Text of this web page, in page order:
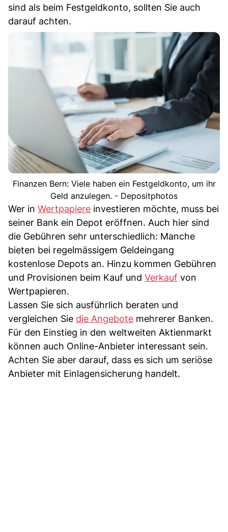
sind als beim Festgeldkonto, sollten Sie auch
darauf achten.
Finanzen Bern: Viele haben ein Festgeldkonto, um ihr
Geld anzulegen. - Depositphotos
Wer in Wertpapiere investieren möchte, muss bei
seiner Bank ein Depot eröffnen. Auch hier sind
die Gebühren sehr unterschiedlich: Manche
bieten bei regelmässigem Geldeingang
kostenlose Depots an. Hinzu kommen Gebühren
und Provisionen beim Kauf und Verkauf von
Wertpapieren.
Lassen Sie sich ausführlich beraten und
vergleichen Sie die Angebote mehrerer Banken.
Für den Einstieg in den weltweiten Aktienmarkt
können auch Online-Anbieter interessant sein.
Achten Sie aber darauf, dass es sich um seriöse
Anbieter mit Einlagensicherung handelt.